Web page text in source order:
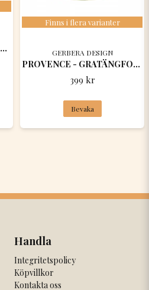
PROVENCE - UPPLÄGGNINGSFAT OVALT 41 x 23 x 4 CM
Finns i flera varianter
GERBERA DESIGN
PROVENCE - GRATÄNGFORM RUND 20 x 6,5 CM
399 kr
Bevaka
Handla
Integritetspolicy
Köpvillkor
Kontakta oss